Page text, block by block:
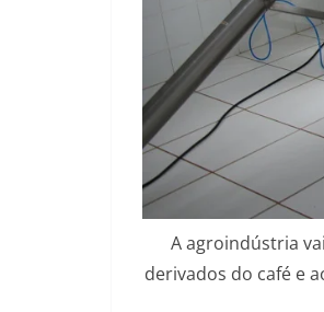
A agroindústria
derivados do café e